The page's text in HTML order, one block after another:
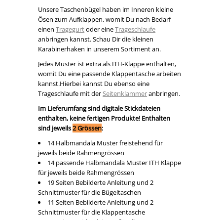
Unsere Taschenbügel haben im Inneren kleine
Ösen zum Aufklappen, womit Du nach Bedarf
einenTragegurtoder eineTrageschlaufe
anbringen kannst. Schau Dir die kleinen
Karabinerhaken in unserem Sortiment an.
Jedes Muster ist extra als ITH-Klappe enthalten,
womit Du eine passende Klappentasche arbeiten
kannst.Hierbei kannst Du ebenso eine
Trageschlaufe mit derSeitenklammeranbringen.
Im Lieferumfang sind digitale Stickdateien
enthalten, keine fertigen Produkte! Enthalten
sind jeweils2 Grössen:
14 Halbmandala Muster freistehend für
jeweils beide Rahmengrössen
14 passende Halbmandala Muster ITH Klappe
für jeweils beide Rahmengrössen
19 Seiten Bebilderte Anleitung und 2
Schnittmuster für die Bügeltaschen
11 Seiten Bebilderte Anleitung und 2
Schnittmuster für die Klappentasche